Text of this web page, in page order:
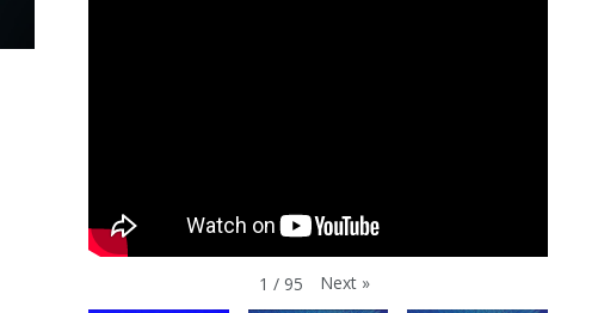
1 / 95 Next »